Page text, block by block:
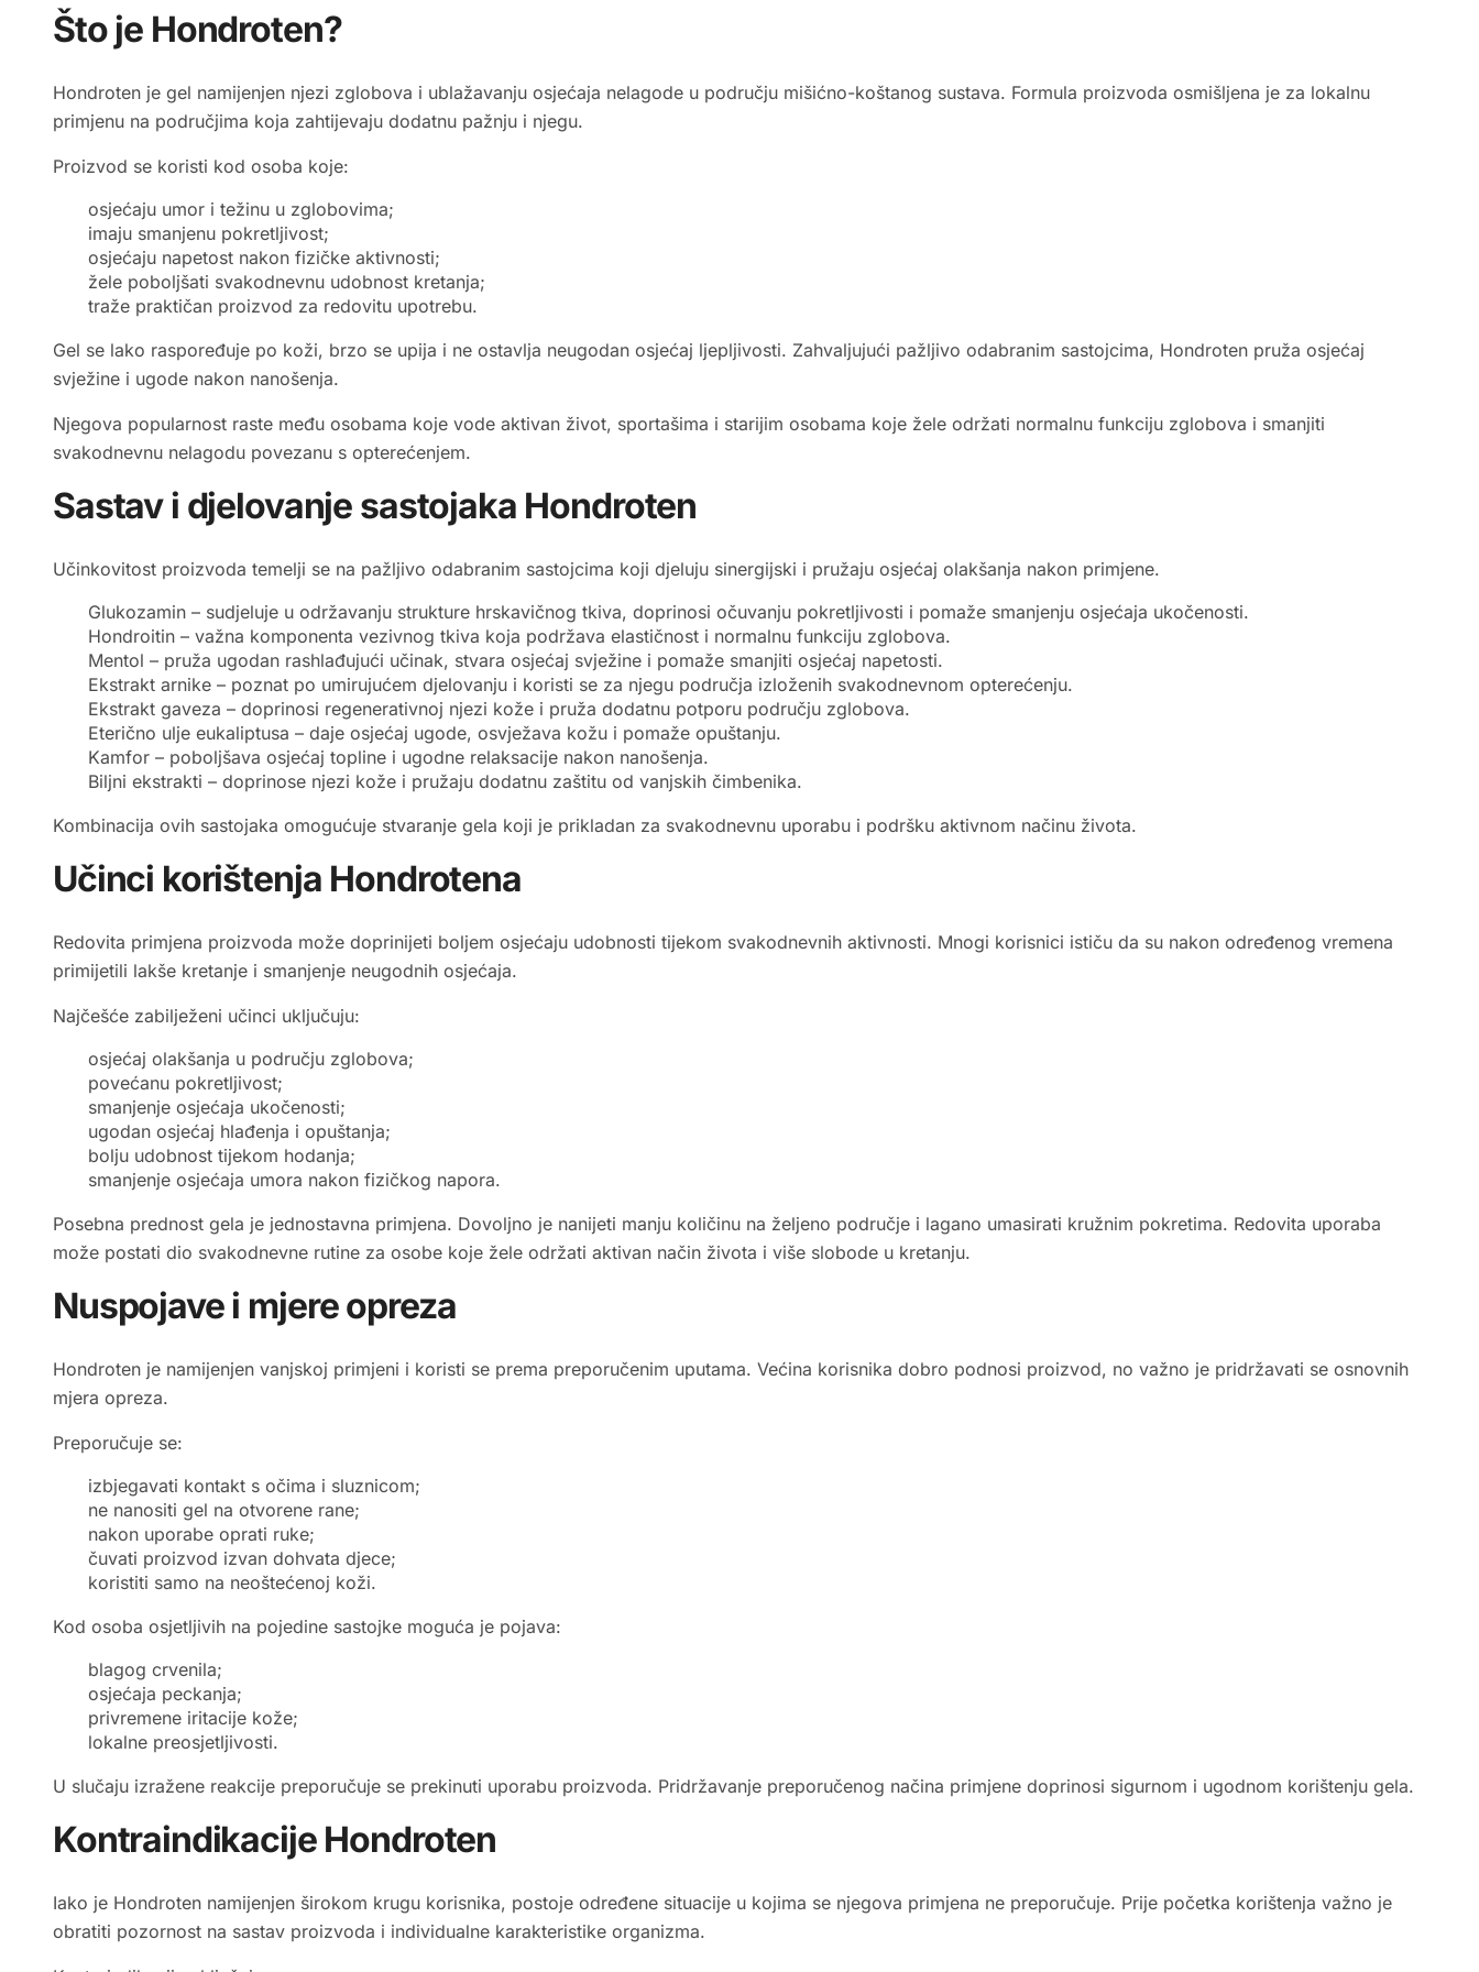
Što je Hondroten?
Hondroten je gel namijenjen njezi zglobova i ublažavanju osjećaja nelagode u području mišićno-koštanog sustava. Formula proizvoda osmišljena je za lokalnu
primjenu na područjima koja zahtijevaju dodatnu pažnju i njegu.
Proizvod se koristi kod osoba koje:
osjećaju umor i težinu u zglobovima;
imaju smanjenu pokretljivost;
osjećaju napetost nakon fizičke aktivnosti;
žele poboljšati svakodnevnu udobnost kretanja;
traže praktičan proizvod za redovitu upotrebu.
Gel se lako raspoređuje po koži, brzo se upija i ne ostavlja neugodan osjećaj ljepljivosti. Zahvaljujući pažljivo odabranim sastojcima, Hondroten pruža osjećaj
svježine i ugode nakon nanošenja.
Njegova popularnost raste među osobama koje vode aktivan život, sportašima i starijim osobama koje žele održati normalnu funkciju zglobova i smanjiti
svakodnevnu nelagodu povezanu s opterećenjem.
Sastav i djelovanje sastojaka Hondroten
Učinkovitost proizvoda temelji se na pažljivo odabranim sastojcima koji djeluju sinergijski i pružaju osjećaj olakšanja nakon primjene.
Glukozamin – sudjeluje u održavanju strukture hrskavičnog tkiva, doprinosi očuvanju pokretljivosti i pomaže smanjenju osjećaja ukočenosti.
Hondroitin – važna komponenta vezivnog tkiva koja podržava elastičnost i normalnu funkciju zglobova.
Mentol – pruža ugodan rashlađujući učinak, stvara osjećaj svježine i pomaže smanjiti osjećaj napetosti.
Ekstrakt arnike – poznat po umirujućem djelovanju i koristi se za njegu područja izloženih svakodnevnom opterećenju.
Ekstrakt gaveza – doprinosi regenerativnoj njezi kože i pruža dodatnu potporu području zglobova.
Eterično ulje eukaliptusa – daje osjećaj ugode, osvježava kožu i pomaže opuštanju.
Kamfor – poboljšava osjećaj topline i ugodne relaksacije nakon nanošenja.
Biljni ekstrakti – doprinose njezi kože i pružaju dodatnu zaštitu od vanjskih čimbenika.
Kombinacija ovih sastojaka omogućuje stvaranje gela koji je prikladan za svakodnevnu uporabu i podršku aktivnom načinu života.
Učinci korištenja Hondrotena
Redovita primjena proizvoda može doprinijeti boljem osjećaju udobnosti tijekom svakodnevnih aktivnosti. Mnogi korisnici ističu da su nakon određenog vremena
primijetili lakše kretanje i smanjenje neugodnih osjećaja.
Najčešće zabilježeni učinci uključuju:
osjećaj olakšanja u području zglobova;
povećanu pokretljivost;
smanjenje osjećaja ukočenosti;
ugodan osjećaj hlađenja i opuštanja;
bolju udobnost tijekom hodanja;
smanjenje osjećaja umora nakon fizičkog napora.
Posebna prednost gela je jednostavna primjena. Dovoljno je nanijeti manju količinu na željeno područje i lagano umasirati kružnim pokretima. Redovita uporaba
može postati dio svakodnevne rutine za osobe koje žele održati aktivan način života i više slobode u kretanju.
Nuspojave i mjere opreza
Hondroten je namijenjen vanjskoj primjeni i koristi se prema preporučenim uputama. Većina korisnika dobro podnosi proizvod, no važno je pridržavati se osnovnih
mjera opreza.
Preporučuje se:
izbjegavati kontakt s očima i sluznicom;
ne nanositi gel na otvorene rane;
nakon uporabe oprati ruke;
čuvati proizvod izvan dohvata djece;
koristiti samo na neoštećenoj koži.
Kod osoba osjetljivih na pojedine sastojke moguća je pojava:
blagog crvenila;
osjećaja peckanja;
privremene iritacije kože;
lokalne preosjetljivosti.
U slučaju izražene reakcije preporučuje se prekinuti uporabu proizvoda. Pridržavanje preporučenog načina primjene doprinosi sigurnom i ugodnom korištenju gela.
Kontraindikacije Hondroten
Iako je Hondroten namijenjen širokom krugu korisnika, postoje određene situacije u kojima se njegova primjena ne preporučuje. Prije početka korištenja važno je
obratiti pozornost na sastav proizvoda i individualne karakteristike organizma.